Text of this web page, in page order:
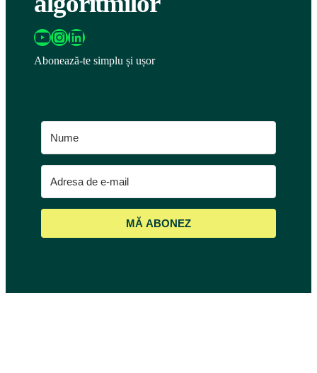
https://www.youtube.com/@katairobi InstagramLinkedIn
Abonează-te simplu și ușor
MĂ ABONEZ